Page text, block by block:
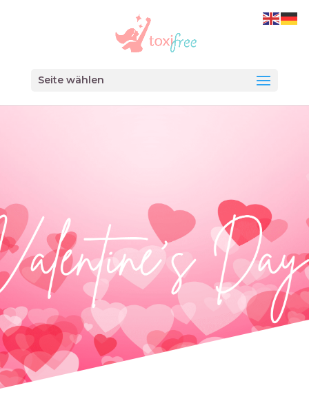
Seite wählen